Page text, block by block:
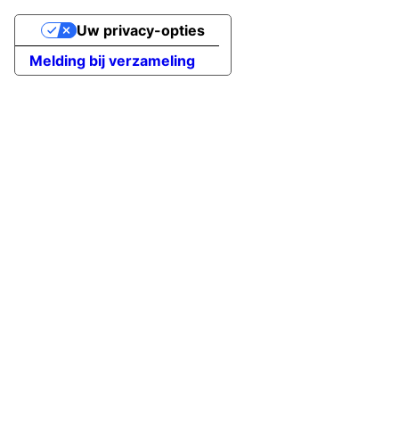
Melding bij verzameling
Uw privacy-opties